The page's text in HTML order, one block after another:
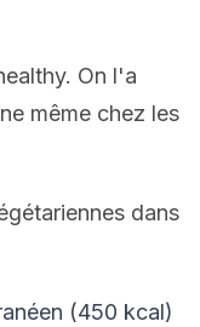
On l'a
même chez les
dans
(450 kcal)